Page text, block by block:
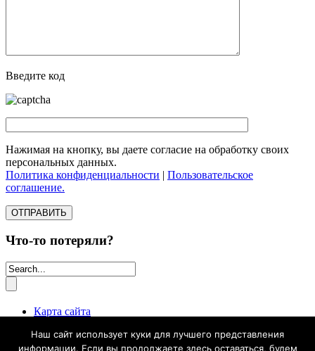
Введите код
Нажимая на кнопку, вы даете согласие на обработку своих
персональных данных.
Политика конфиденциальности | Пользовательское
соглашение.
Что-то потеряли?
Карта сайта
Студия Noircisss | создание, наполнение, продвижение сайтов.
Все права защищены ©2013 - 2026.
Наш сайт использует куки для лучшего представления
информации. Если вы продолжаете здесь оставаться, будем